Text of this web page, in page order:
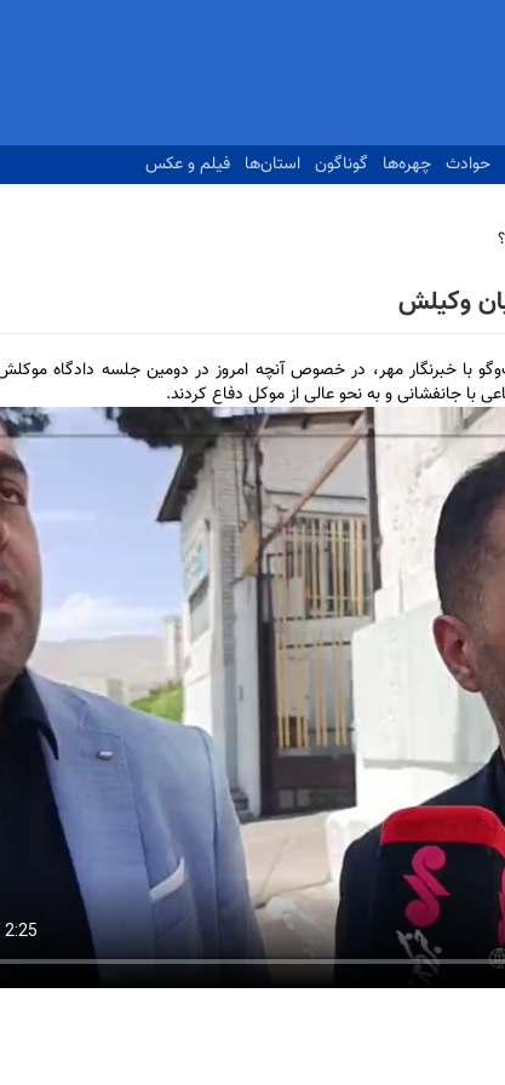
حوادث چهره‌ها گوناگون استان‌ها فیلم و عکس
وکیلش
با خبرنگار مهر، در خصوص آنچه امروز در دومین جلسه دادگاه
با جانفشانی و به نحو عالی از موکل دفاع کردند.